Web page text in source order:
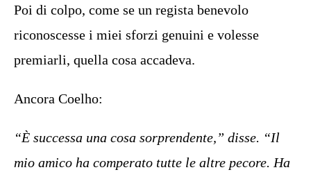
Poi di colpo, come se un regista benevolo
riconoscesse i miei sforzi genuini e volesse
premiarli, quella cosa accadeva.
Ancora Coelho:
“È successa una cosa sorprendente,” disse. “Il
mio amico ha comperato tutte le altre pecore. Ha